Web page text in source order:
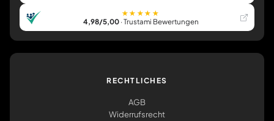
★★★★★
4,98/5,00· Trustami Bewertungen
RECHTLICHES
AGB
Widerrufsrecht